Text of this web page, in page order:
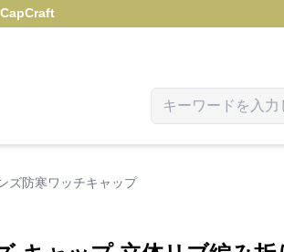
CapCraft
ズ防寒ワッチキャップ